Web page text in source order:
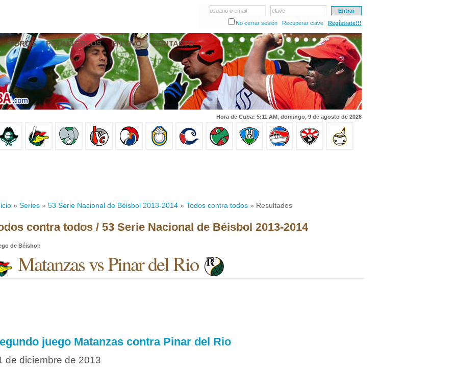
usuario o email
clave
No cerrar sesión
Recuperar clave Regístrate!!!
FOROS PRONÓSTICOS EN VIVO CONTACTO
Hora de Cuba: 5:11 AM, domingo, 9 de agosto de 2026
» Series » 53 Serie Nacional de Béisbol 2013-2014 » Todos contra todos » Resultados
contra todos / 53 Serie Nacional de Béisbol 2013-2014
de Béisbol:
Matanzas vs Pinar del Rio
juego Matanzas contra Pinar del Rio
de diciembre de 2013